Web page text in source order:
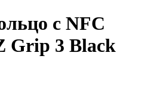
с NFC
Grip 3 Black